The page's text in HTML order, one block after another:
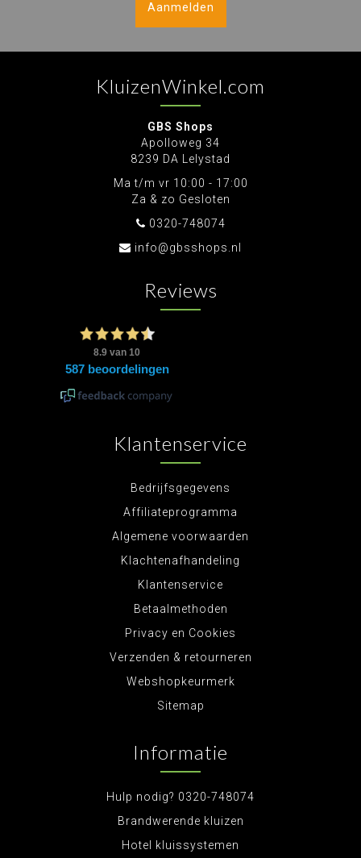
Aanmelden
KluizenWinkel.com
GBS Shops
Apolloweg 34
8239 DA Lelystad
Ma t/m vr 10:00 - 17:00
Za & zo Gesloten
0320-748074
info@gbsshops.nl
Reviews
Klantenservice
Bedrijfsgegevens
Affiliateprogramma
Algemene voorwaarden
Klachtenafhandeling
Klantenservice
Betaalmethoden
Privacy en Cookies
Verzenden & retourneren
Webshopkeurmerk
Sitemap
Informatie
Hulp nodig? 0320-748074
Brandwerende kluizen
Hotel kluissystemen